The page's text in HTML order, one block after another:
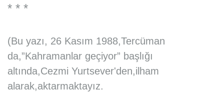
* * *
(Bu yazı, 26 Kasım 1988,Tercüman
da,”Kahramanlar geçiyor” başlığı
altında,Cezmi Yurtsever'den,ilham
alarak,aktarmaktayız.